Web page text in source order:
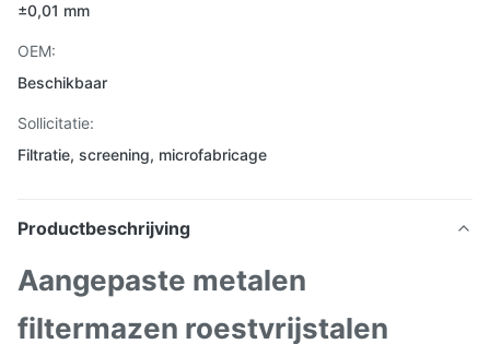
±0,01 mm
OEM:
Beschikbaar
Sollicitatie:
Filtratie, screening, microfabricage
Productbeschrijving
Aangepaste metalen
filtermazen roestvrijstalen